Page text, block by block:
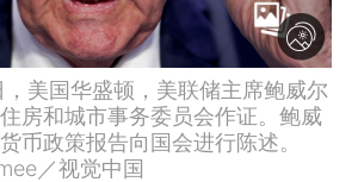
美国华盛顿，美联储主席鲍威尔
房和城市事务委员会作证。鲍威
币政策报告向国会进行陈述。
／视觉中国